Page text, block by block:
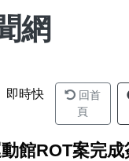
網
即時快
回首
頁
館ROT案完